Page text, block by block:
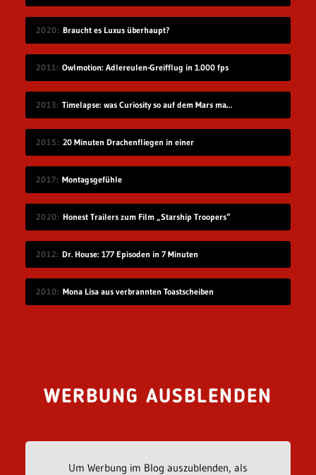
2020 Braucht es Luxus überhaupt?
2011 Owlmotion: Adlereulen-Greifflug in 1.000 fps
2013 Timelapse: was Curiosity so auf dem Mars macht
2015 20 Minuten Drachenfliegen in einer
2017 Montagsgefühle
2020 Honest Trailers zum Film „Starship Troopers“
2012 Dr. House: 177 Episoden in 7 Minuten
2010 Mona Lisa aus verbrannten Toastscheiben
WERBUNG AUSBLENDEN
Um Werbung im Blog auszublenden, als